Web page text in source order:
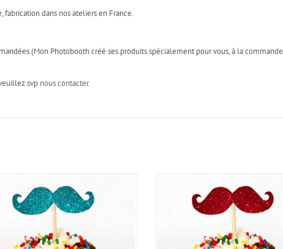
fabrication dans nos ateliers en France.
(Mon Photobooth créé ses produits spécialement pour vous, à la
svp nous contacter.